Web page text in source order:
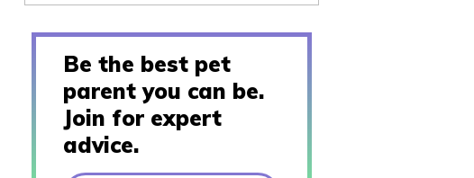
Be the best pet
parent you can be.
Join for expert
advice.